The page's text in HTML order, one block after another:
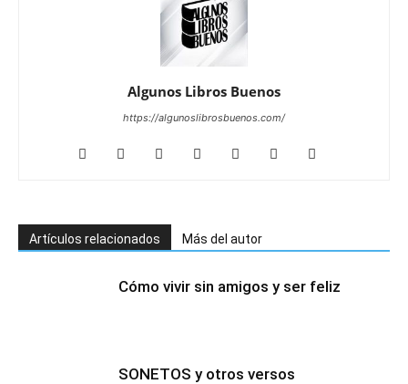
Algunos Libros Buenos
https://algunoslibrosbuenos.com/
Artículos relacionados Más del autor
Cómo vivir sin amigos y ser feliz
SONETOS y otros versos